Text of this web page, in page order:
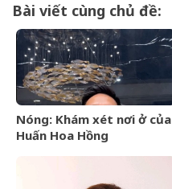
Bài viết cùng chủ đề:
Nóng: Khám xét nơi ở của
Huấn Hoa Hồng